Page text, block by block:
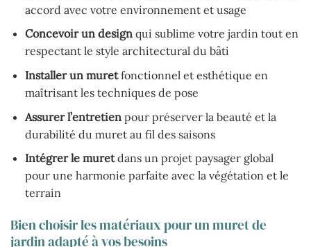
accord avec votre environnement et usage
Concevoir un designqui sublime votre jardin tout en
respectant le style architectural du bâti
Installer un muretfonctionnel et esthétique en
maîtrisant les techniques de pose
Assurer l’entretienpour préserver la beauté et la
durabilité du muret au fil des saisons
Intégrer le muretdans un projet paysager global
pour une harmonie parfaite avec la végétation et le
terrain
Bien choisir les matériaux pour un muret de
jardin adapté à vos besoins